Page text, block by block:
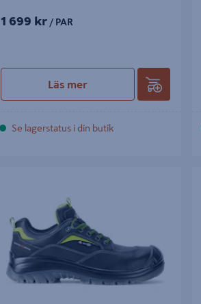
1 699 kr / PAR
Läs mer
Se lagerstatus i din butik